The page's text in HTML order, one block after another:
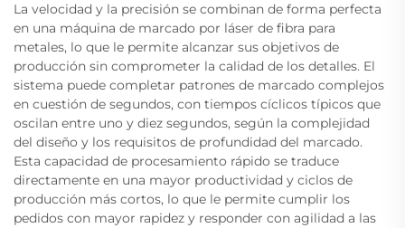
La velocidad y la precisión se combinan de forma perfecta
en una máquina de marcado por láser de fibra para
metales, lo que le permite alcanzar sus objetivos de
producción sin comprometer la calidad de los detalles. El
sistema puede completar patrones de marcado complejos
en cuestión de segundos, con tiempos cíclicos típicos que
oscilan entre uno y diez segundos, según la complejidad
del diseño y los requisitos de profundidad del marcado.
Esta capacidad de procesamiento rápido se traduce
directamente en una mayor productividad y ciclos de
producción más cortos, lo que le permite cumplir los
pedidos con mayor rapidez y responder con agilidad a las